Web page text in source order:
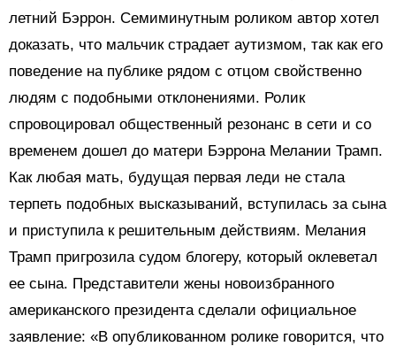
летний Бэррон. Семиминутным роликом автор хотел
доказать, что мальчик страдает аутизмом, так как его
поведение на публике рядом с отцом свойственно
людям с подобными отклонениями. Ролик
спровоцировал общественный резонанс в сети и со
временем дошел до матери Бэррона Мелании Трамп.
Как любая мать, будущая первая леди не стала
терпеть подобных высказываний, вступилась за сына
и приступила к решительным действиям. Мелания
Трамп пригрозила судом блогеру, который оклеветал
ее сына. Представители жены новоизбранного
американского президента сделали официальное
заявление: «В опубликованном ролике говорится, что